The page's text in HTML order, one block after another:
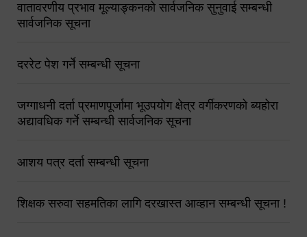
वातावरणीय प्रभाव मूल्याङ्कनको सार्वजनिक सुनुवाई सम्बन्धी
सार्वजनिक सूचना
दररेट पेश गर्ने सम्बन्धी सूचना
जग्गाधनी दर्ता प्रमाणपूर्जामा भूउपयोग क्षेत्र वर्गीकरणको ब्यहोरा
अद्यावधिक गर्ने सम्बन्धी सार्वजनिक सूचना
आशय पत्र दर्ता सम्बन्धी सूचना
शिक्षक सरुवा सहमतिका लागि दरखास्त आव्हान सम्बन्धी सूचना !